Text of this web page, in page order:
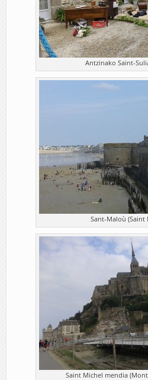
Antzinako Saint-
Sant-Maloù (Saint
Saint Michel mendia